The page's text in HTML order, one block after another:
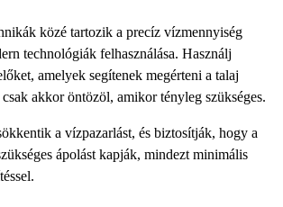
közé tartozik a precíz vízmennyiség
technológiák felhasználása. Használj
amelyek segítenek megérteni a talaj
akkor öntözöl, amikor tényleg szükséges.
a vízpazarlást, és biztosítják, hogy a
ápolást kapják, mindezt minimális